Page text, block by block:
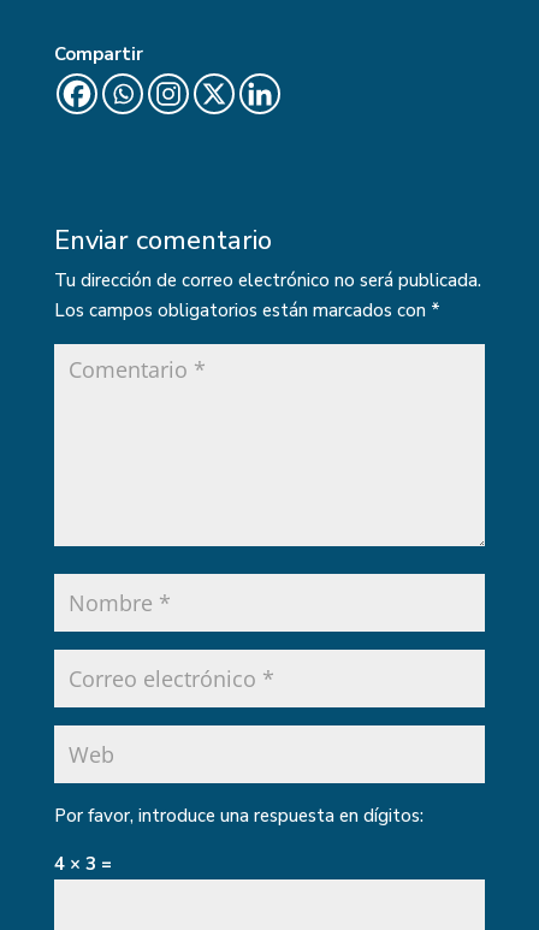
Compartir
Enviar comentario
Tu dirección de correo electrónico no será publicada.
Los campos obligatorios están marcados con *
Por favor, introduce una respuesta en dígitos:
4 × 3 =